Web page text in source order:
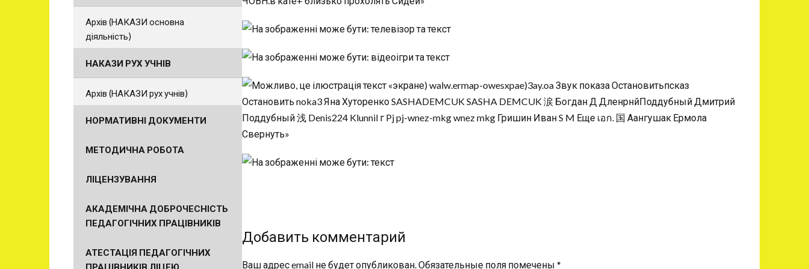
Добавить комментарий
Ваш адрес email не будет опубликован. Обязательные поля помечены *
Архів (НАКАЗИ основна
діяльність)
НАКАЗИ РУХ УЧНІВ
Архів (НАКАЗИ рух учнів)
НОРМАТИВНІ ДОКУМЕНТИ
МЕТОДИЧНА РОБОТА
ЛІЦЕНЗУВАННЯ
АКАДЕМІЧНА ДОБРОЧЕСНІСТЬ
ПЕДАГОГІЧНИХ ПРАЦІВНИКІВ
АТЕСТАЦІЯ ПЕДАГОГІЧНИХ
ПРАЦІВНИКІВ ЛІЦЕЮ